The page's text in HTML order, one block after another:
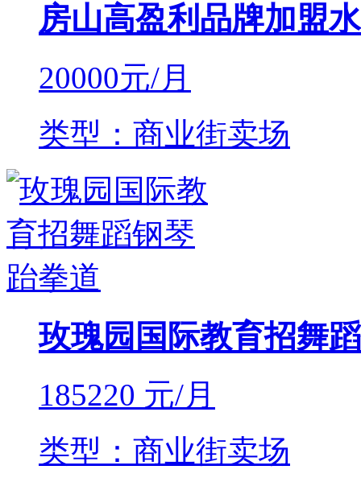
房山高盈利品牌加盟
20000元/月
类型：商业街卖场
玫瑰园国际教育招舞
185220 元/月
类型：商业街卖场